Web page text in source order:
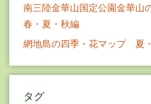
南三陸金華山国定公園金華山
春・夏・秋編
網地島の四季・花マップ 夏
タグ